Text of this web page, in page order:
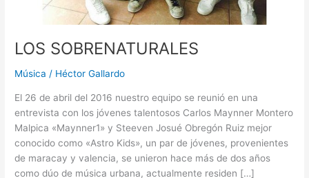
LOS SOBRENATURALES
Música / Héctor Gallardo
El 26 de abril del 2016 nuestro equipo se reunió en una
entrevista con los jóvenes talentosos Carlos Maynner Montero
Malpica «Maynner1» y Steeven Josué Obregón Ruiz mejor
conocido como «Astro Kids», un par de jóvenes, provenientes
de maracay y valencia, se unieron hace más de dos años
como dúo de música urbana, actualmente residen […]